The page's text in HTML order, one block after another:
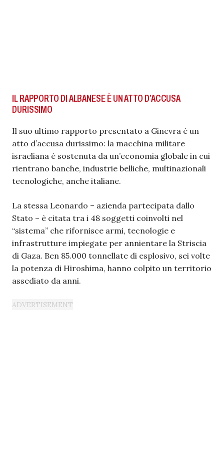
IL RAPPORTO DI ALBANESE È UN ATTO D’ACCUSA
DURISSIMO
Il suo ultimo rapporto presentato a Ginevra è un
atto d’accusa durissimo: la macchina militare
israeliana è sostenuta da un’economia globale in cui
rientrano banche, industrie belliche, multinazionali
tecnologiche, anche italiane.
La stessa Leonardo – azienda partecipata dallo
Stato – è citata tra i 48 soggetti coinvolti nel
“sistema” che rifornisce armi, tecnologie e
infrastrutture impiegate per annientare la Striscia
di Gaza. Ben 85.000 tonnellate di esplosivo, sei volte
la potenza di Hiroshima, hanno colpito un territorio
assediato da anni.